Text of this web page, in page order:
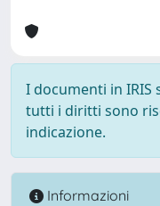
I documenti in
tutti i diritti sono
indicazione.
Informazioni